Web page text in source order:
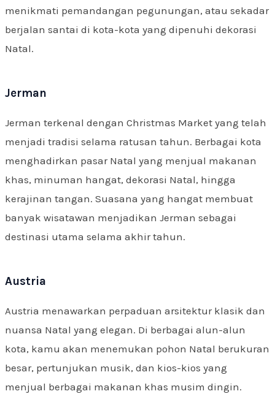
menikmati pemandangan pegunungan, atau sekadar
berjalan santai di kota-kota yang dipenuhi dekorasi
Natal.
Jerman
Jerman terkenal dengan Christmas Market yang telah
menjadi tradisi selama ratusan tahun. Berbagai kota
menghadirkan pasar Natal yang menjual makanan
khas, minuman hangat, dekorasi Natal, hingga
kerajinan tangan. Suasana yang hangat membuat
banyak wisatawan menjadikan Jerman sebagai
destinasi utama selama akhir tahun.
Austria
Austria menawarkan perpaduan arsitektur klasik dan
nuansa Natal yang elegan. Di berbagai alun-alun
kota, kamu akan menemukan pohon Natal berukuran
besar, pertunjukan musik, dan kios-kios yang
menjual berbagai makanan khas musim dingin.